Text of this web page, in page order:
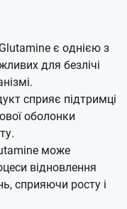
є однією з
для безлічі
сприяє підтримці
оболонки
може
відновлення
сприяючи росту і